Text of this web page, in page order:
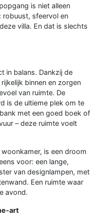
is niet alleen
robuust, sfeervol en
villa. En dat is slechts
in balans. Dankzij de
binnen en zorgen
van ruimte. De
is de ultieme plek om te
met een goed boek of
– deze ruimte voelt
is een droom
voor: een lange,
van designlampen, met
Een ruimte waar
avond.
art